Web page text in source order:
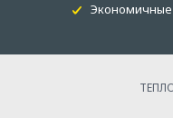
Экономичные